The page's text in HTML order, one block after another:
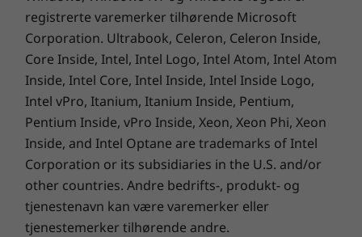
Ytelse og sikkerhet i alle hjørner
Ytelse og sikkerhet i
alle hjørner
Lås opp uslåelig personvern og sikkerhet fra
start med ThinkSmart Tiny Kit. Få stabil og
robust ytelse som tilfredsstiller behovene dine,
med forhåndsinstallert Windows 11 som
integrerer Office 365-økosystemet. I tillegg
dokumenter, kompatibilitet (på engelsk)
Spesifikasjoner kan variere avhengig av region/modell.
registrerte varemerker tilhørende Microsoft
Corporation. Ultrabook, Celeron, Celeron Inside,
Core Inside, Intel, Intel Logo, Intel Atom, Intel Atom
Inside, Intel Core, Intel Inside, Intel Inside Logo,
Intel vPro, Itanium, Itanium Inside, Pentium,
Pentium Inside, vPro Inside, Xeon, Xeon Phi, Xeon
Inside, and Intel Optane are trademarks of Intel
Corporation or its subsidiaries in the U.S. and/or
other countries. Andre bedrifts-, produkt- og
tjenestenavn kan være varemerker eller
tjenestemerker tilhørende andre.